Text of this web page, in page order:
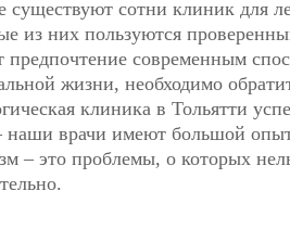
существуют сотни клиник для
из них пользуются
предпочтение современным
жизни, необходимо
клиника в Тольятти
наши врачи имеют большой
– это проблемы, о которых